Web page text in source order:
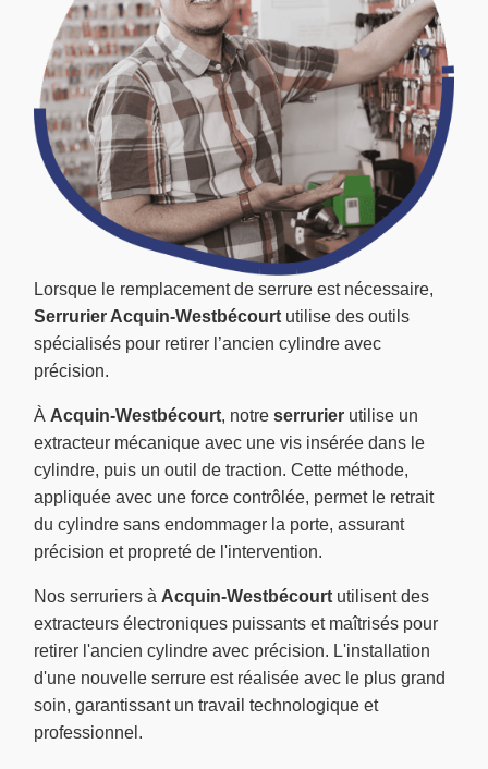
Lorsque le remplacement de serrure est nécessaire,
Serrurier Acquin-Westbécourt utilise des outils
spécialisés pour retirer l’ancien cylindre avec
précision.
À Acquin-Westbécourt, notre serrurier utilise un
extracteur mécanique avec une vis insérée dans le
cylindre, puis un outil de traction. Cette méthode,
appliquée avec une force contrôlée, permet le retrait
du cylindre sans endommager la porte, assurant
précision et propreté de l'intervention.
Nos serruriers à Acquin-Westbécourt utilisent des
extracteurs électroniques puissants et maîtrisés pour
retirer l'ancien cylindre avec précision. L'installation
d'une nouvelle serrure est réalisée avec le plus grand
soin, garantissant un travail technologique et
professionnel.